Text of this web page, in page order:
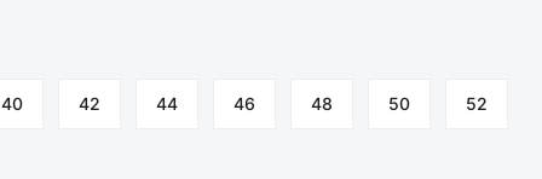
40 42 44 46 48 50 52